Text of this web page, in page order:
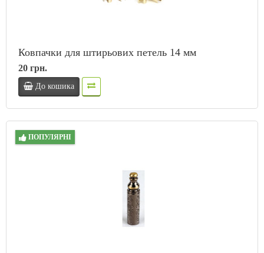
Ковпачки для штирьових петель 14 мм
20 грн.
До кошика
ПОПУЛЯРНІ